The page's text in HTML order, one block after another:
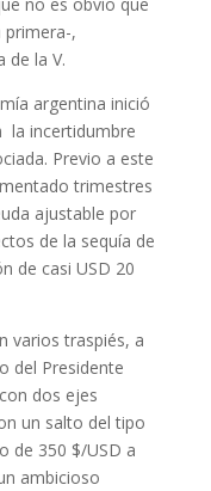
primera-,
de la V.
argentina inició
la incertidumbre
Previo a este
trimestres
ajustable por
de la sequía de
de casi USD 20
varios traspiés, a
del Presidente
dos ejes
un salto del tipo
de 350 $/USD a
ambicioso